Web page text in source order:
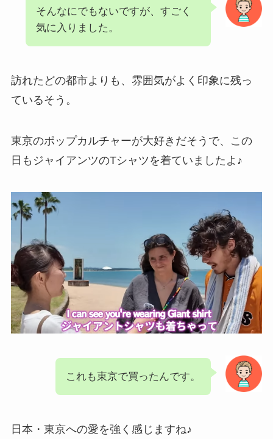
そんなにでもないですが、すごく
気に入りました。
訪れたどの都市よりも、雰囲気がよく印象に残っ
ているそう。
東京のポップカルチャーが大好きだそうで、この
日もジャイアンツのTシャツを着ていましたよ♪
これも東京で買ったんです。
日本・東京への愛を強く感じますね♪